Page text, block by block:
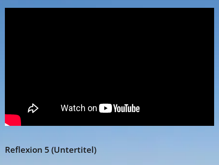
Reflexion 5 (Untertitel)